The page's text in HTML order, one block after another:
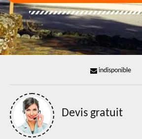
indisponible
Devis gratuit